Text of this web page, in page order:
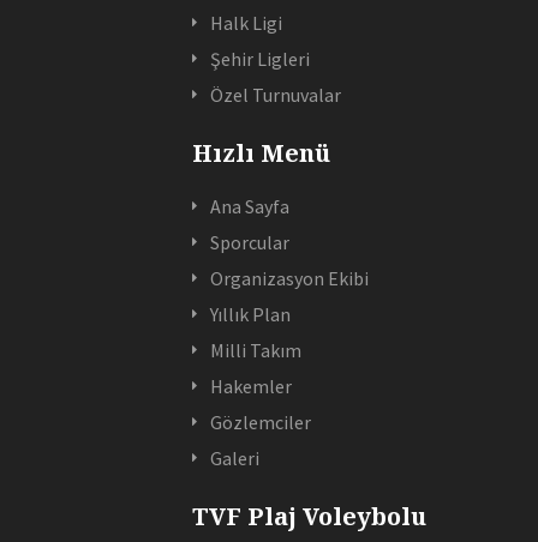
Halk Ligi
Şehir Ligleri
Özel Turnuvalar
Hızlı Menü
Ana Sayfa
Sporcular
Organizasyon Ekibi
Yıllık Plan
Milli Takım
Hakemler
Gözlemciler
Galeri
TVF Plaj Voleybolu